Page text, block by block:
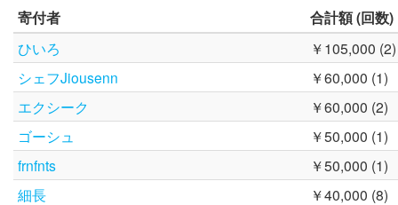
寄付者 合計額(回数)
ひいろ
￥105,000 (2)
シェフJiousenn
￥60,000 (1)
エクシーク
￥60,000 (2)
ゴーシュ
￥50,000 (1)
frnfnts
￥50,000 (1)
細長
￥40,000 (8)